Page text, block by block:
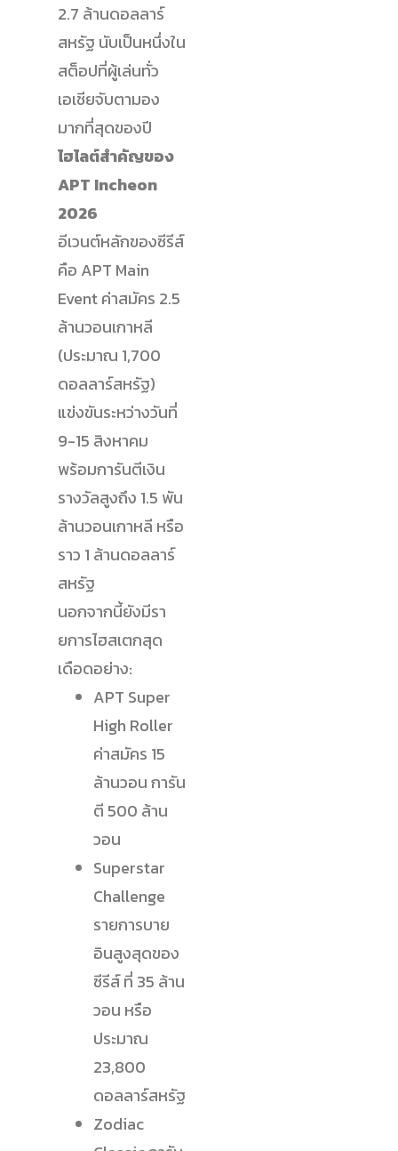
2.7 ล้านดอลลาร์
สหรัฐ นับเป็นหนึ่งใน
สต็อปที่ผู้เล่นทั่ว
เอเชียจับตามอง
มากที่สุดของปี
ไฮไลต์สำคัญของ
APT Incheon
2026
อีเวนต์หลักของซีรีส์
คือ APT Main
Event ค่าสมัคร 2.5
ล้านวอนเกาหลี
(ประมาณ 1,700
ดอลลาร์สหรัฐ)
แข่งขันระหว่างวันที่
9-15 สิงหาคม
พร้อมการันตีเงิน
รางวัลสูงถึง 1.5 พัน
ล้านวอนเกาหลี หรือ
ราว 1 ล้านดอลลาร์
สหรัฐ
นอกจากนี้ยังมีรา
ยการไฮสเตกสุด
เดือดอย่าง:
APT Super
High Roller
ค่าสมัคร 15
ล้านวอน การัน
ตี 500 ล้าน
วอน
Superstar
Challenge
รายการบาย
อินสูงสุดของ
ซีรีส์ ที่ 35 ล้าน
วอน หรือ
ประมาณ
23,800
ดอลลาร์สหรัฐ
Zodiac